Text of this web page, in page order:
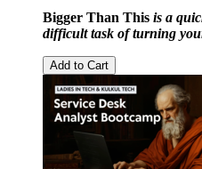
Bigger Than This is a
difficult task of turning
Add to Cart